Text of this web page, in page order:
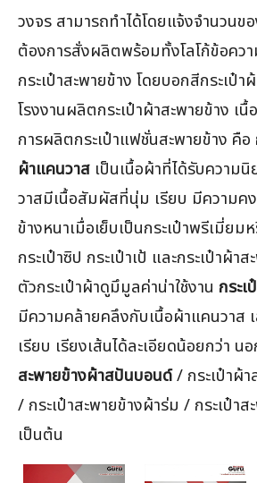
วงจร สามารถทำได้โดยแจ้งจำนวนข
ต้องการสั่งผลิตพร้อมทั้งโลโก้ข้อคว
กระเป๋าสะพายข้าง โดยบอกสีกระเป๋
โรงงานผลิตกระเป๋าผ้าสะพายข้าง เ
การผลิตกระเป๋าแฟชั่นสะพายข้าง คือ
ผ้าแคนวาส เป็นเนื้อผ้าที่ได้รับความ
วาสมีเนื้อสัมผัสที่นุ่ม เรียบ มีความค
ข้างหนาเมื่อเย็บเป็นกระเป๋าพรีเมี่ยม
กระเป๋าซิป กระเป๋าเป้ และกระเป๋าผ้า
ตัวกระเป๋าผ้าดูมึมูลค่าน่าใช้งาน กระ
มีความคล้ายคลึงกับเนื้อผ้าแคนวาส
เรียบ เรียงเส้นได้ละเอียดน้อยกว่า น
สะพายข้างผ้าสปันบอนด์/ กระเป๋าผ้
/ กระเป๋าสะพายข้างผ้าร่ม / กระเป๋า
เป็นต้น